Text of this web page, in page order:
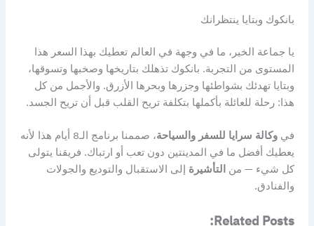
بانكوك وبتايا ينتظرانك
يا جماعة الخير، ما في وجهة في العالم تعطيك بهذا السعر هذا
المستوى من التجربة. بانكوك تذهلك بتاريخها وصخبها وتسوقها،
وبتايا تهدئك بشواطئها وجزرها وبحرها الأزرق. والأجمل من كل
هذا: رحلة للعائلة بأكملها بتكلفة تريح القلب قبل أن تريح الجسد.
في وكالة سرايا للسفر والسياحة
، صممنا برنامج الـ8 أيام هذا لأنه
يعطيك أفضل ما في المدينتين دون تعب أو ارتباك. فريقنا يتولى
كل شيء — من التأشيرة إلى الاستقبال والتوديع والجولات
والفنادق.
Related Posts: